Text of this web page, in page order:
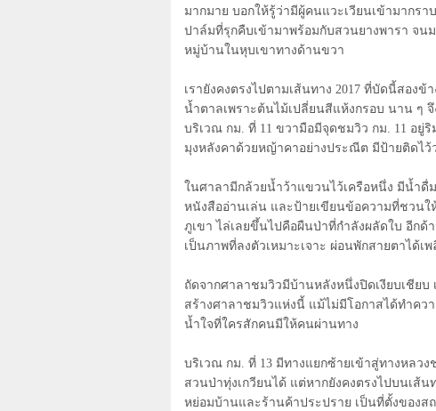
มากมาย บอกให้รู้ว่ามีผู้คนแวะเวียนเข้ามากร
ปาล์มที่รุกคืบเข้ามาพร้อมกับสวนยางพารา จน
หมู่บ้านในหุบเขาทางด้านขวา
เรายังคงตรงไปตามเส้นทาง 2017 ที่บัดนี้สองข้า
น้ำตาลเพราะต้นไม้เปลี่ยนสีแห้งกรอบ นาน ๆ
บริเวณ กม. ที่ 11 ขวามือมีจุดชมวิว กม. 11 อยู่ริ
มุงหลังคาด้วยหญ้าคาอย่างประณีต มีป้ายติดไว้
ในศาลามีกล้วยน้ำว้าแขวนไว้เครือหนึ่ง มีน้ำดื่
หนังสืออ่านเล่น และป้ายเขียนข้อความที่ชวนใ
ภูเขา ไล่เลยขึ้นไปคือผืนป่าที่กำลังผลัดใบ อีก
เป็นภาพที่ลงตัวเหมาะเจาะ ผ่อนพักสายตาได้เ
ถัดจากศาลาชมวิวมีบ้านหลังหนึ่งปิดเงียบเชียบ
สร้างศาลาชมวิวแห่งนี้ แม้ไม่มีโอกาสได้ทำคว
น้ำใจที่ใครสักคนมีให้คนผ่านทาง
บริเวณ กม. ที่ 13 มีทางแยกซ้ายเข้าสู่ทางหลว
สวนป่าทุ่งเกวียนได้ แต่หากยังคงตรงไปบนเส้น
หย่อมบ้านและร้านค้าประปราย เป็นที่ตั้งของส